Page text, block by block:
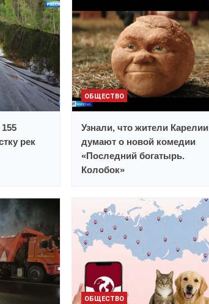
рек
ОБЩЕСТВО
Узнали, что жители Карелии
думают о новой комедии
«Последний богатырь.
Колобок»
ОБЩЕСТВО